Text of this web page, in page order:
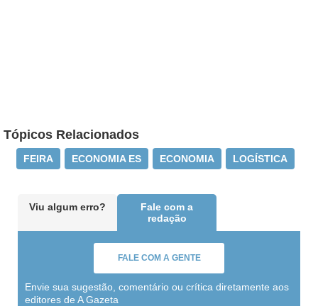
Tópicos Relacionados
FEIRA ECONOMIA ES ECONOMIA LOGÍSTICA
Viu algum erro?
Fale com a
redação
FALE COM A GENTE
Envie sua sugestão, comentário ou crítica diretamente aos
editores de A Gazeta